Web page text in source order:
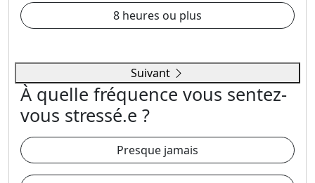
8 heures ou plus
Suivant
À quelle fréquence vous sentez-
vous stressé.e ?
Presque jamais